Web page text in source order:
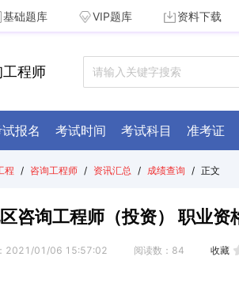
基础题库 VIP题库 资料下载
工程师
报名 考试时间 考试科目 准考证
程 / 咨询工程师 / 资讯汇总 / 成绩查询 / 正文
咨询工程师（投资） 职业资
2021/01/06 15:57:02 阅读数： 84 收藏